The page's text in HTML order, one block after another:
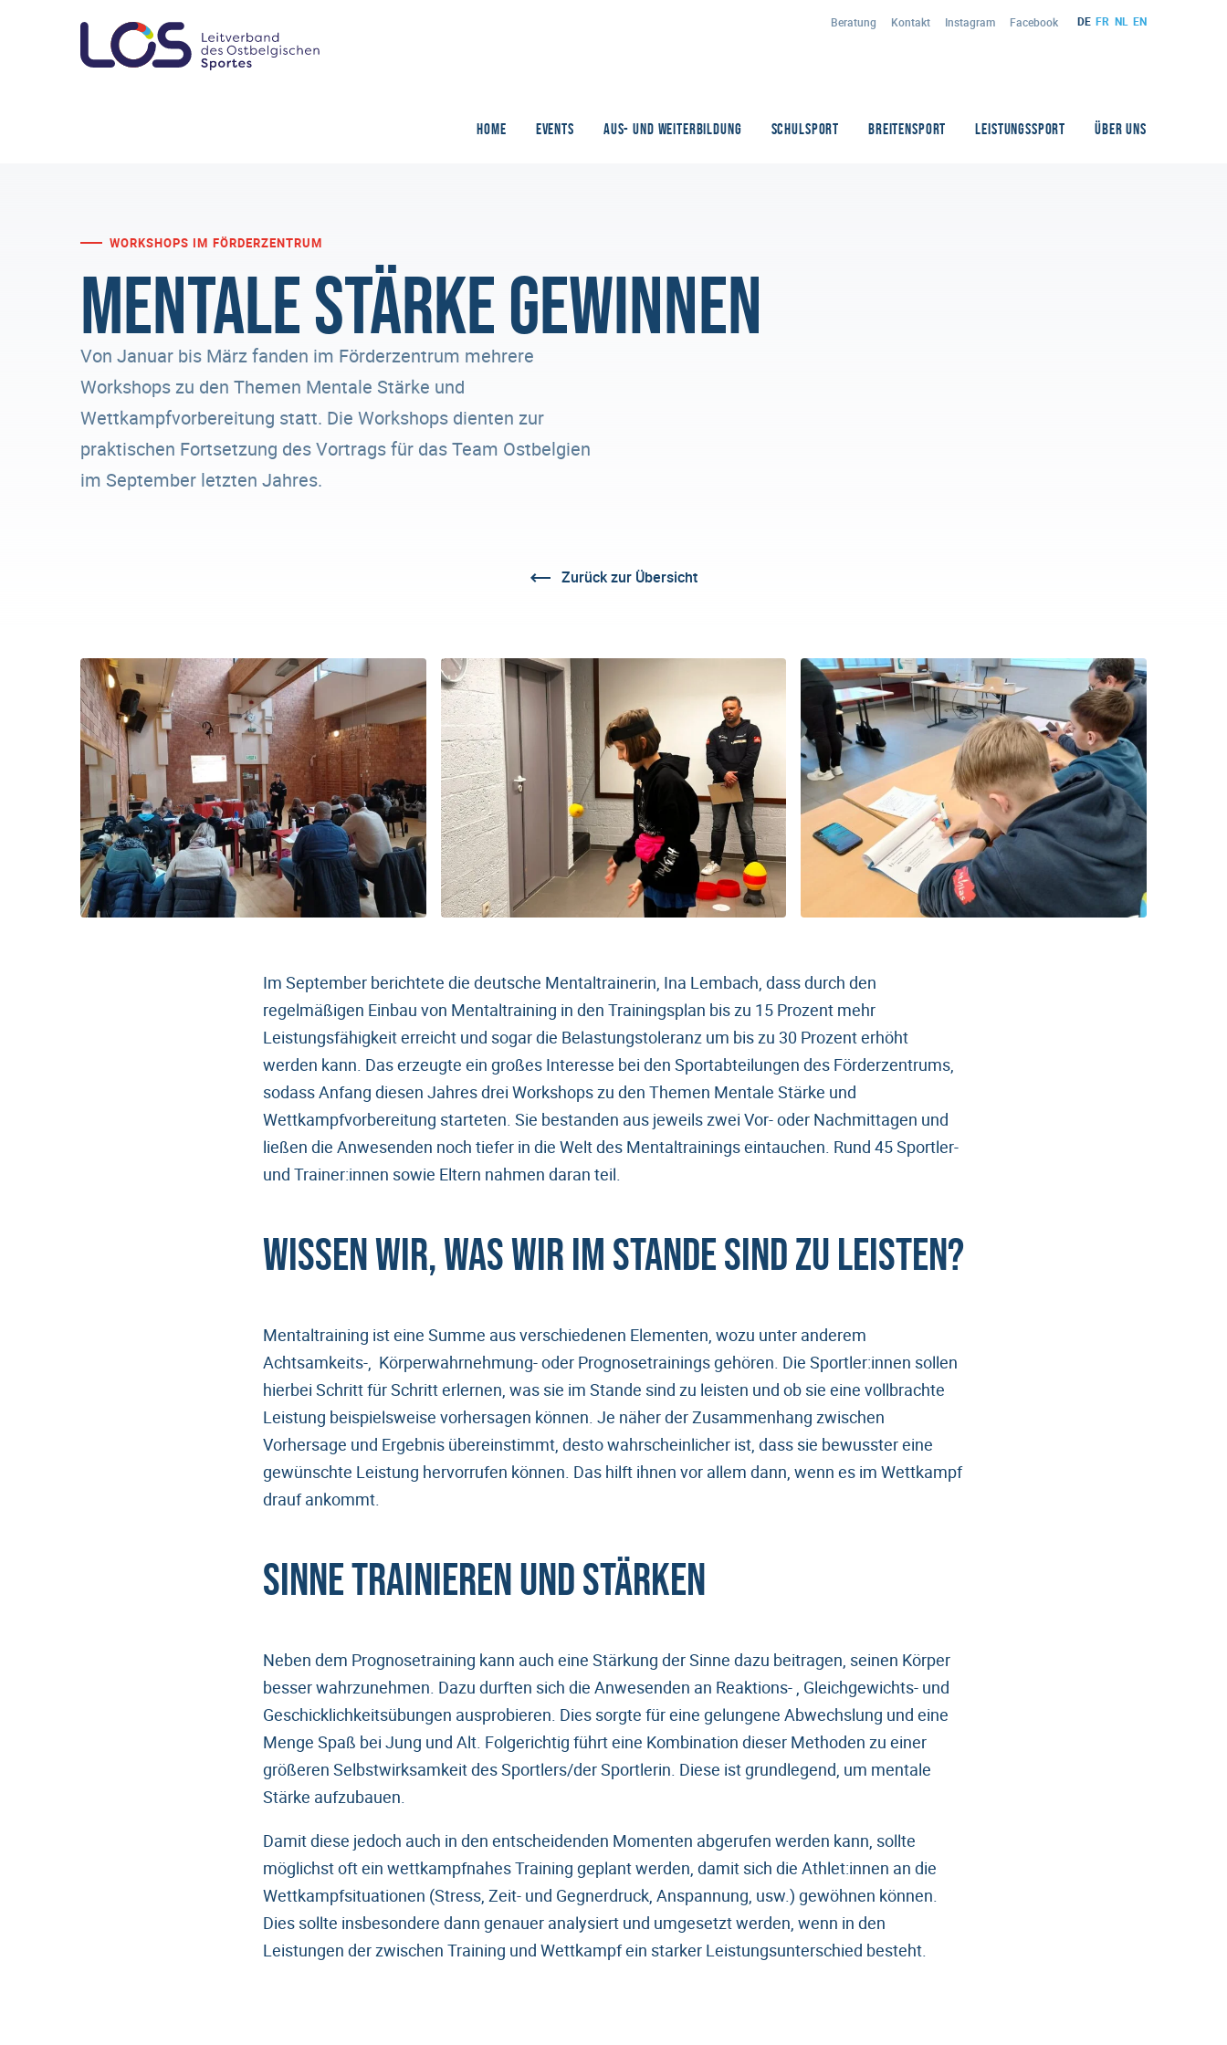
Beratung Kontakt Instagram Facebook DE FR NL EN
HOME EVENTS AUS- UND WEITERBILDUNG SCHULSPORT BREITENSPORT LEISTUNGSSPORT ÜBER UNS
WORKSHOPS IM FÖRDERZENTRUM
Mentale Stärke gewinnen
Von Januar bis März fanden im Förderzentrum mehrere
Workshops zu den Themen Mentale Stärke und
Wettkampfvorbereitung statt. Die Workshops dienten zur
praktischen Fortsetzung des Vortrags für das Team Ostbelgien
im September letzten Jahres.
Zurück zur Übersicht
Im September berichtete die deutsche Mentaltrainerin, Ina Lembach, dass durch den
regelmäßigen Einbau von Mentaltraining in den Trainingsplan bis zu 15 Prozent mehr
Leistungsfähigkeit erreicht und sogar die Belastungstoleranz um bis zu 30 Prozent erhöht
werden kann. Das erzeugte ein großes Interesse bei den Sportabteilungen des Förderzentrums,
sodass Anfang diesen Jahres drei Workshops zu den Themen Mentale Stärke und
Wettkampfvorbereitung starteten. Sie bestanden aus jeweils zwei Vor- oder Nachmittagen und
ließen die Anwesenden noch tiefer in die Welt des Mentaltrainings eintauchen. Rund 45 Sportler-
und Trainer:innen sowie Eltern nahmen daran teil.
Wissen wir, was wir im Stande sind zu leisten?
Mentaltraining ist eine Summe aus verschiedenen Elementen, wozu unter anderem
Achtsamkeits-, Körperwahrnehmung- oder Prognosetrainings gehören. Die Sportler:innen sollen
hierbei Schritt für Schritt erlernen, was sie im Stande sind zu leisten und ob sie eine vollbrachte
Leistung beispielsweise vorhersagen können. Je näher der Zusammenhang zwischen
Vorhersage und Ergebnis übereinstimmt, desto wahrscheinlicher ist, dass sie bewusster eine
gewünschte Leistung hervorrufen können. Das hilft ihnen vor allem dann, wenn es im Wettkampf
drauf ankommt.
Sinne trainieren und stärken
Neben dem Prognosetraining kann auch eine Stärkung der Sinne dazu beitragen, seinen Körper
besser wahrzunehmen. Dazu durften sich die Anwesenden an Reaktions- , Gleichgewichts- und
Geschicklichkeitsübungen ausprobieren. Dies sorgte für eine gelungene Abwechslung und eine
Menge Spaß bei Jung und Alt. Folgerichtig führt eine Kombination dieser Methoden zu einer
größeren Selbstwirksamkeit des Sportlers/der Sportlerin. Diese ist grundlegend, um mentale
Stärke aufzubauen.
Damit diese jedoch auch in den entscheidenden Momenten abgerufen werden kann, sollte
möglichst oft ein wettkampfnahes Training geplant werden, damit sich die Athlet:innen an die
Wettkampfsituationen (Stress, Zeit- und Gegnerdruck, Anspannung, usw.) gewöhnen können.
Dies sollte insbesondere dann genauer analysiert und umgesetzt werden, wenn in den
Leistungen der zwischen Training und Wettkampf ein starker Leistungsunterschied besteht.